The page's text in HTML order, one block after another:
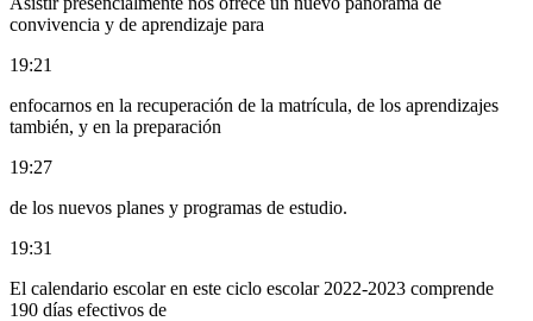
convivencia y de aprendizaje para
19:21
enfocarnos en la recuperación de la matrícula, de los aprendizajes
también, y en la preparación
19:27
de los nuevos planes y programas de estudio.
19:31
El calendario escolar en este ciclo escolar 2022-2023 comprende
190 días efectivos de